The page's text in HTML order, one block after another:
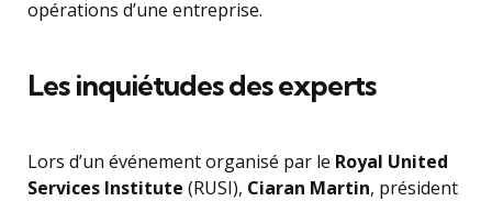
opérations d’une entreprise.
Les inquiétudes des experts
Lors d’un événement organisé par le Royal United
Services Institute (RUSI), Ciaran Martin, président